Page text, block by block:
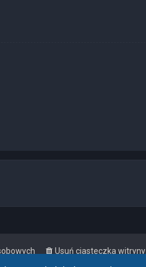
Usuń ciasteczka witryny